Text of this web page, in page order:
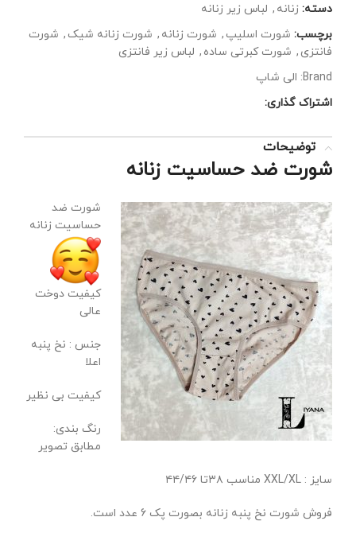
دسته: زنانه , لباس زیر زنانه
برچسب: شورت اسلیپ , شورت زنانه , شورت زنانه شیک , شورت
فانتزی , شورت کبرتی ساده , لباس زیر فانتزی
Brand: الی شاپ
اشتراک گذاری:
توضیحات
شورت ضد حساسیت زنانه
شورت ضد
حساسیت زنانه
کیفیت دوخت
عالی
جنس : نخ پنبه
اعلا
کیفیت بی نظیر
رنگ بندی:
مطابق تصویر
سایز : XXL/XL مناسب ۳۸تا ۴۴/۴۶
فروش شورت نخ پنبه زنانه بصورت پک 6 عدد است.